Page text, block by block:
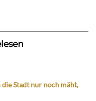
Stadt nur noch mäht,